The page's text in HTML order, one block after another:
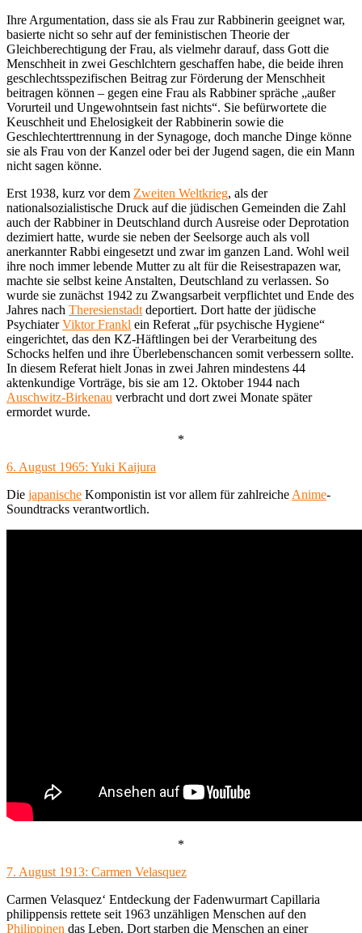
Ihre Argumentation, dass sie als Frau zur Rabbinerin geeignet war,
basierte nicht so sehr auf der feministischen Theorie der
Gleichberechtigung der Frau, als vielmehr darauf, dass Gott die
Menschheit in zwei Geschlchtern geschaffen habe, die beide ihren
geschlechtsspezifischen Beitrag zur Förderung der Menschheit
beitragen können – gegen eine Frau als Rabbiner spräche „außer
Vorurteil und Ungewohntsein fast nichts“. Sie befürwortete die
Keuschheit und Ehelosigkeit der Rabbinerin sowie die
Geschlechterttrennung in der Synagoge, doch manche Dinge könne
sie als Frau von der Kanzel oder bei der Jugend sagen, die ein Mann
nicht sagen könne.
Erst 1938, kurz vor dem Zweiten Weltkrieg, als der
nationalsozialistische Druck auf die jüdischen Gemeinden die Zahl
auch der Rabbiner in Deutschland durch Ausreise oder Deprotation
dezimiert hatte, wurde sie neben der Seelsorge auch als voll
anerkannter Rabbi eingesetzt und zwar im ganzen Land. Wohl weil
ihre noch immer lebende Mutter zu alt für die Reisestrapazen war,
machte sie selbst keine Anstalten, Deutschland zu verlassen. So
wurde sie zunächst 1942 zu Zwangsarbeit verpflichtet und Ende des
Jahres nach Theresienstadt deportiert. Dort hatte der jüdische
PsychiaterViktor Frankl ein Referat „für psychische Hygiene“
eingerichtet, das den KZ-Häftlingen bei der Verarbeitung des
Schocks helfen und ihre Überlebenschancen somit verbessern sollte.
In diesem Referat hielt Jonas in zwei Jahren mindestens 44
aktenkundige Vorträge, bis sie am 12. Oktober 1944 nach
Auschwitz-Birkenau verbracht und dort zwei Monate später
ermordet wurde.
*
6. August 1965: Yuki Kaijura
Die japanische Komponistin ist vor allem für zahlreiche Anime-
Soundtracks verantwortlich.
*
7. August 1913: Carmen Velasquez
Carmen Velasquez‘ Entdeckung der Fadenwurmart Capillaria
philippensis rettete seit 1963 unzähligen Menschen auf den
Philippinen das Leben. Dort starben die Menschen an einer